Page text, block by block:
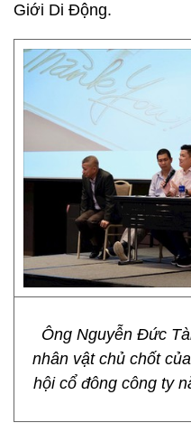
Giới Di Động.
Ông Nguyễn Đức
nhân vật chủ chốt
hội cổ đông công ty